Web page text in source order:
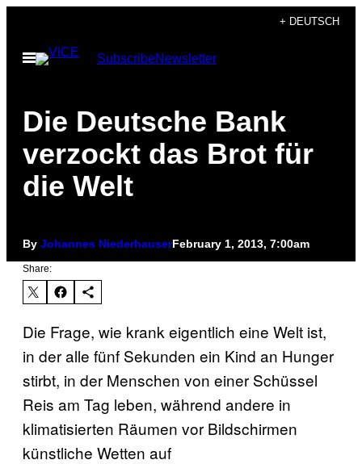
content
+ DEUTSCH
Open
Menu
SubscribeNewsletter
Die Deutsche Bank
verzockt das Brot für
die Welt
By Johannes NiederhauserFebruary 1, 2013, 7:00am
Share:
Die Frage, wie krank eigentlich eine Welt ist,
in der alle fünf Sekunden ein Kind an Hunger
stirbt, in der Menschen von einer Schüssel
Reis am Tag leben, während andere in
klimatisierten Räumen vor Bildschirmen
künstliche Wetten auf